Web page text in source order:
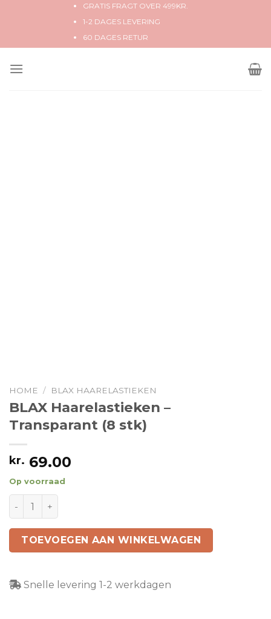
GRATIS FRAGT OVER 499KR.
1-2 DAGES LEVERING
60 DAGES RETUR
HOME / BLAX HAARELASTIEKEN
BLAX Haarelastieken –
Transparant (8 stk)
kr. 69.00
Op voorraad
BLAX Haarelastieken - Transparant (8 stk) aantal
TOEVOEGEN AAN WINKELWAGEN
Snelle levering 1-2 werkdagen